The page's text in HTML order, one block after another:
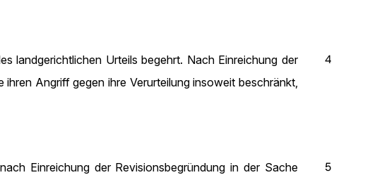
4
landgerichtlichen Urteils begehrt. Nach Einreichung der
Angriff gegen ihre Verurteilung insoweit beschränkt,
5
Einreichung der Revisionsbegründung in der Sache